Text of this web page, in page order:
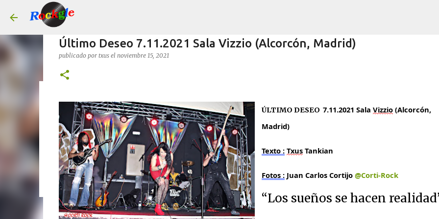
¡CARTEL COMPLETO DEL LEYENDAS DEL ROCK 2026!
publicado porRock Machine eljulio 14, 2026 #AGENDA CONCIERTOS
0
Último Deseo 7.11.2021 Sala Vizzio (Alcorcón, Madrid)
publicado por txus el noviembre 15, 2021
ÚLTIMO DESEO 7.11.2021 SalaVizzio (Alcorcón,
Madrid)
Texto : Txus Tankian
Fotos : Juan Carlos Cortijo@Corti-Rock
“Los sueños se hacen